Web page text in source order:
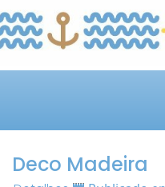
Deco Madeira